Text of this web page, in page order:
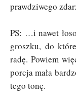
prawdziwego
PS: …i nawet
groszku, do
radę. Powiem
porcja mała
tego tonę.